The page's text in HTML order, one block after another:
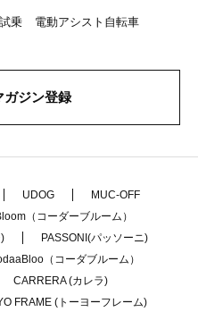
試乗 電動アシスト自転車
ガジン登録
UDOG
MUC-OFF
（コーダーブルーム）
PASSONI(パッソーニ)
（コーダブルーム）
CARRERA (カレラ)
FRAME (トーヨーフレーム)